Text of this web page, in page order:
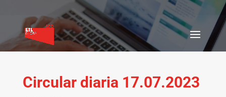
Circular diaria 17.07.2023